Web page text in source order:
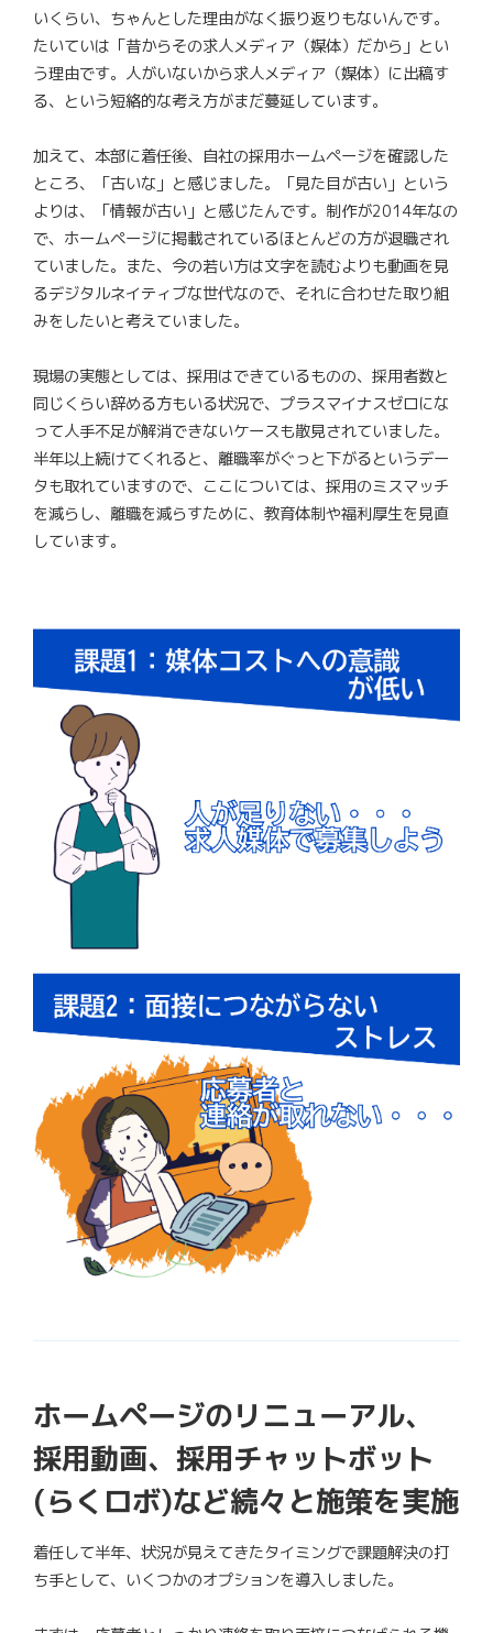
いくらい、ちゃんとした理由がなく振り返りもないんです。
たいていは「昔からその求人メディア（媒体）だから」とい
う理由です。人がいないから求人メディア（媒体）に出稿す
る、という短絡的な考え方がまだ蔓延しています。
加えて、本部に着任後、自社の採用ホームページを確認した
ところ、「古いな」と感じました。「見た目が古い」という
よりは、「情報が古い」と感じたんです。制作が2014年なの
で、ホームページに掲載されているほとんどの方が退職され
ていました。また、今の若い方は文字を読むよりも動画を見
るデジタルネイティブな世代なので、それに合わせた取り組
みをしたいと考えていました。
現場の実態としては、採用はできているものの、採用者数と
同じくらい辞める方もいる状況で、プラスマイナスゼロにな
って人手不足が解消できないケースも散見されていました。
半年以上続けてくれると、離職率がぐっと下がるというデー
タも取れていますので、ここについては、採用のミスマッチ
を減らし、離職を減らすために、教育体制や福利厚生を見直
しています。
ホームページのリニューアル、
採用動画、採用チャットボット
(らくロボ)など続々と施策を実施
着任して半年、状況が見えてきたタイミングで課題解決の打
ち手として、いくつかのオプションを導入しました。